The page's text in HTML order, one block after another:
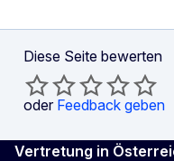
Diese Seite bewerten
oder Feedback geben
Vertretung in